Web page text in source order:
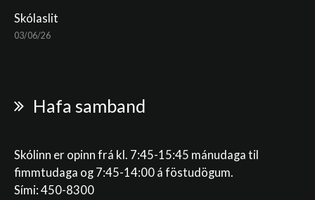
Skólaslit
03/06/26
Hafa samband
Skólinn er opinn frá kl. 7:45-15:45 mánudaga til
fimmtudaga og 7:45-14:00 á föstudögum.
Sími: 450-8300